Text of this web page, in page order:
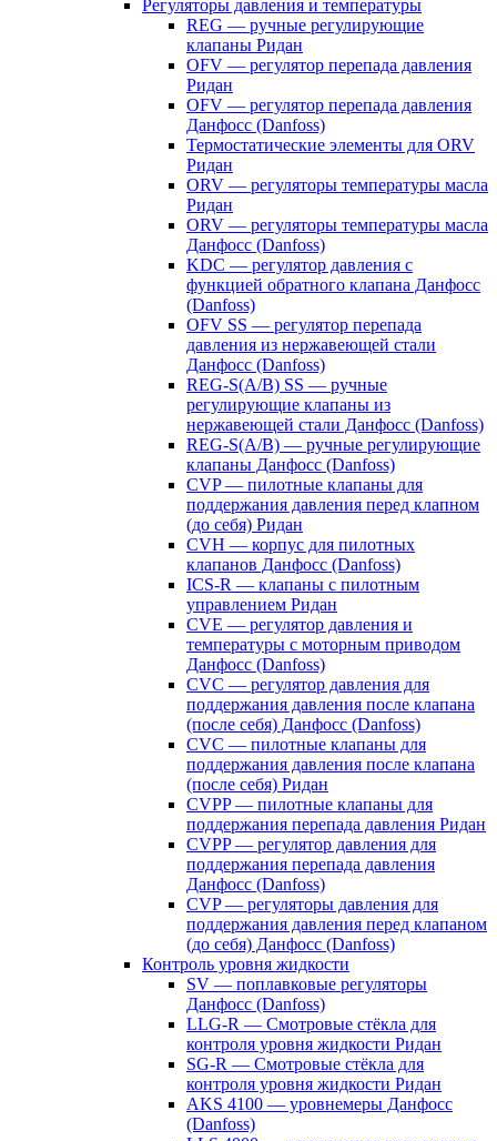
Регуляторы давления и температуры
REG — ручные регулирующие
клапаны Ридан
OFV — регулятор перепада давления
Ридан
OFV — регулятор перепада давления
Данфосс (Danfoss)
Термостатические элементы для ORV
Ридан
ORV — регуляторы температуры масла
Ридан
ORV — регуляторы температуры масла
Данфосс (Danfoss)
KDC — регулятор давления с
функцией обратного клапана Данфосс
(Danfoss)
OFV SS — регулятор перепада
давления из нержавеющей стали
Данфосс (Danfoss)
REG-S(A/B) SS — ручные
регулирующие клапаны из
нержавеющей стали Данфосс (Danfoss)
REG-S(A/B) — ручные регулирующие
клапаны Данфосс (Danfoss)
CVP — пилотные клапаны для
поддержания давления перед клапном
(до себя) Ридан
CVH — корпус для пилотных
клапанов Данфосс (Danfoss)
ICS-R — клапаны с пилотным
управлением Ридан
CVE — регулятор давления и
температуры с моторным приводом
Данфосс (Danfoss)
CVС — регулятор давления для
поддержания давления после клапана
(после себя) Данфосс (Danfoss)
CVС — пилотные клапаны для
поддержания давления после клапана
(после себя) Ридан
CVPP — пилотные клапаны для
поддержания перепада давления Ридан
CVPP — регулятор давления для
поддержания перепада давления
Данфосс (Danfoss)
CVP — регуляторы давления для
поддержания давления перед клапаном
(до себя) Данфосс (Danfoss)
Контроль уровня жидкости
SV — поплавковые регуляторы
Данфосс (Danfoss)
LLG-R — Смотровые стёкла для
контроля уровня жидкости Ридан
SG-R — Смотровые стёкла для
контроля уровня жидкости Ридан
AKS 4100 — уровнемеры Данфосс
(Danfoss)